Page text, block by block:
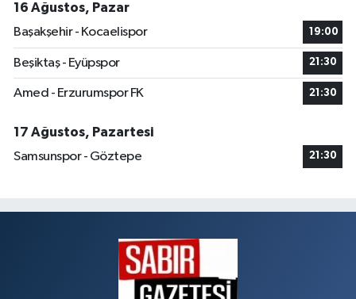
16 Ağustos, Pazar
Başakşehir - Kocaelispor
19:00
Beşiktaş - Eyüpspor 21:30
Amed - Erzurumspor FK 21:30
17 Ağustos, Pazartesi
Samsunspor - Göztepe
21:30